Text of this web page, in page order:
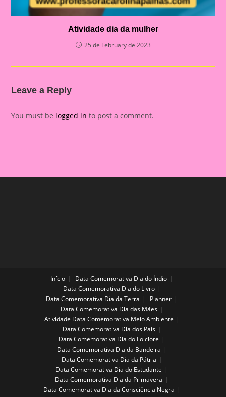
Atividade dia da mulher
25 de February de 2023
Leave a Reply
You must be logged in to post a comment.
Início
Data Comemorativa Dia do Índio
Data Comemorativa Dia do Livro
Data Comemorativa Dia da Terra
Planner
Data Comemorativa Dia das Mães
Atividade Data Comemorativa Meio Ambiente
Data Comemorativa Dia dos Pais
Data Comemorativa Dia do Folclore
Data Comemorativa Dia da Bandeira
Data Comemorativa Dia da Pátria
Data Comemorativa Dia do Estudante
Data Comemorativa Dia da Primavera
Data Comemorativa Dia da Consciência Negra